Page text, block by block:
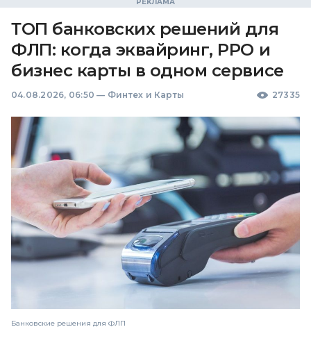
ТОП банковских решений для
ФЛП: когда эквайринг, РРО и
бизнес карты в одном сервисе
04.08.2026, 06:50 — Финтех и Карты 27335
Банковские решения для ФЛП